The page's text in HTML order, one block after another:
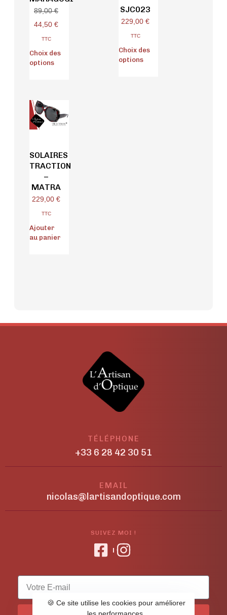
89,00€
44,50 €
TTC
Choix des
options
SJC023
229,00 €
TTC
Choix des
options
SOLAIRES
TRACTION
–
MATRA
229,00 €
TTC
Ajouter
au panier
TÉLÉPHONE
+33 6 28 42 30 51
EMAIL
nicolas@lartisandoptique.com
SUIVEZ MOI !
🍪 Ce site utilise les cookies pour améliorer
les performances.